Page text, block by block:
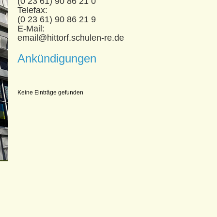
Telefax:
(0 23 61) 90 86 21 9
E-Mail:
email@hittorf.schulen-re.de
Ankündigungen
Keine Einträge gefunden